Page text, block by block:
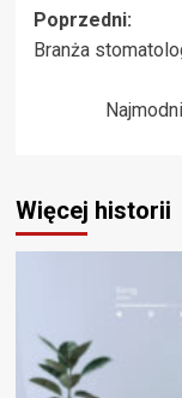
Zobacz
wpisy
Poprzedni:
Branża
Więcej historii